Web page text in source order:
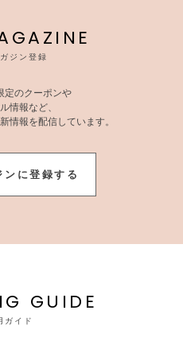
ジン登録
定のクーポンや
情報など、
情報を配信しています。
に登録する
GUIDE
ガイド